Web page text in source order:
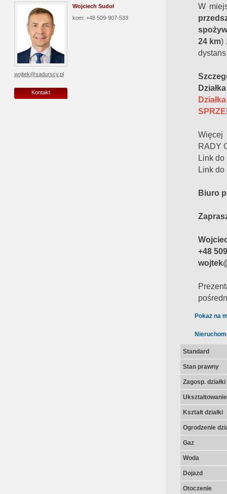
Wojciech Sudoł
kom: +48 509-907-533
wojtek@sadurscy.pl
Kontakt
W
24 km)
Więcej
RADY
Link do
Link
Biuro
+48
Pokaż na
Standard
Stan prawny
Zagosp. działki
Kształt działki
Ogrodzenie
Gaz
Woda
Dojazd
Otoczenie